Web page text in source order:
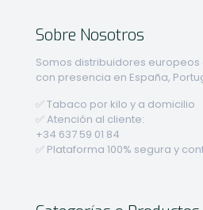
Sobre Nosotros
Somos distribuidores europeos
con presencia en España,
✅ Tabaco por kilo y a domicilio
✅ Atención al cliente:
+34 637 59 01 84
✅ Plataforma 100% segura y